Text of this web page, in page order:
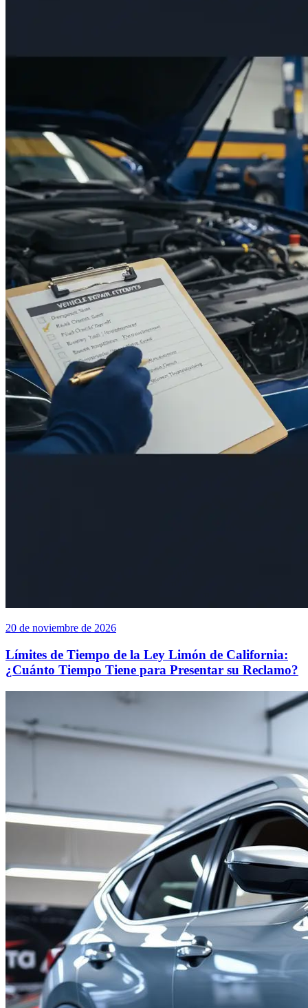
20 de noviembre de 2026
Límites de Tiempo de la Ley Limón de California:
¿Cuánto Tiempo Tiene para Presentar su Reclamo?